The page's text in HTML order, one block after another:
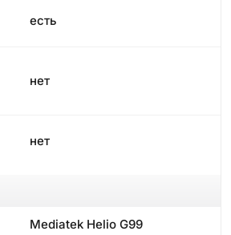
есть
нет
нет
Mediatek Helio G99